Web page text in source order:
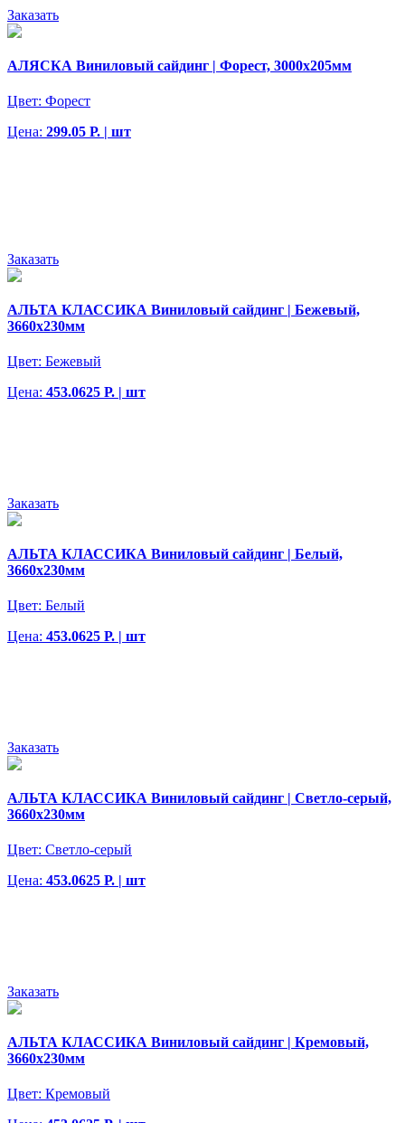
Заказать
АЛЯСКА Виниловый сайдинг | Форест, 3000х205мм
Цвет: Форест
Цена: 299.05 Р. | шт
Заказать
АЛЬТА КЛАССИКА Виниловый сайдинг | Бежевый,
3660х230мм
Цвет: Бежевый
Цена: 453.0625 Р. | шт
Заказать
АЛЬТА КЛАССИКА Виниловый сайдинг | Белый,
3660х230мм
Цвет: Белый
Цена: 453.0625 Р. | шт
Заказать
АЛЬТА КЛАССИКА Виниловый сайдинг | Светло-серый,
3660х230мм
Цвет: Светло-серый
Цена: 453.0625 Р. | шт
Заказать
АЛЬТА КЛАССИКА Виниловый сайдинг | Кремовый,
3660х230мм
Цвет: Кремовый